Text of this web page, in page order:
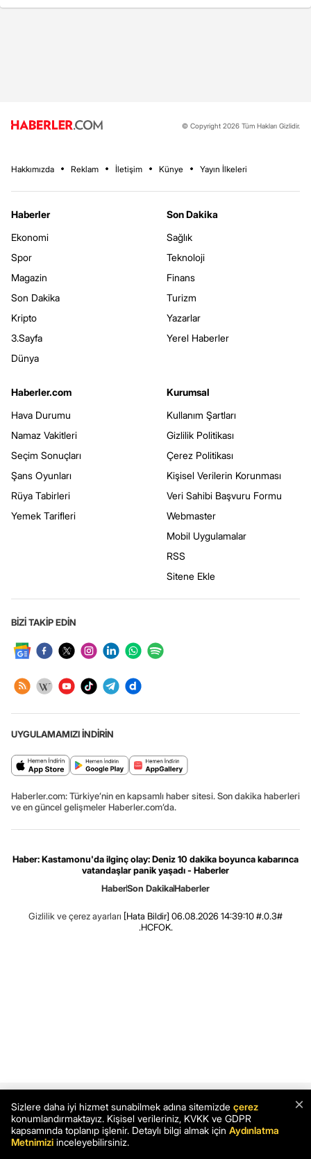
© Copyright 2026 Tüm Hakları Gizlidir.
Hakkımızda Reklam İletişim Künye Yayın İlkeleri
Haberler
Ekonomi
Spor
Magazin
Son Dakika
Kripto
3.Sayfa
Dünya
Son Dakika
Sağlık
Teknoloji
Finans
Turizm
Yazarlar
Yerel Haberler
Haberler.com
Hava Durumu
Namaz Vakitleri
Seçim Sonuçları
Şans Oyunları
Rüya Tabirleri
Yemek Tarifleri
Kurumsal
Kullanım Şartları
Gizlilik Politikası
Çerez Politikası
Kişisel Verilerin Korunması
Veri Sahibi Başvuru Formu
Webmaster
Mobil Uygulamalar
RSS
Sitene Ekle
BİZİ TAKİP EDİN
UYGULAMAMIZI İNDİRİN
Haberler.com: Türkiye’nin en kapsamlı haber sitesi. Son dakika haberleri
ve en güncel gelişmeler Haberler.com’da.
Haber: Kastamonu'da ilginç olay: Deniz 10 dakika boyunca kabarınca
vatandaşlar panik yaşadı - Haberler
HaberSon DakikaHaberler
Gizlilik ve çerez ayarları [Hata Bildir] 06.08.2026 14:39:10 #.0.3#
.HCFOK.
×
Sizlere daha iyi hizmet sunabilmek adına sitemizde çerez
konumlandırmaktayız. Kişisel verileriniz, KVKK ve GDPR
kapsamında toplanıp işlenir. Detaylı bilgi almak için Aydınlatma
Metnimizi inceleyebilirsiniz.